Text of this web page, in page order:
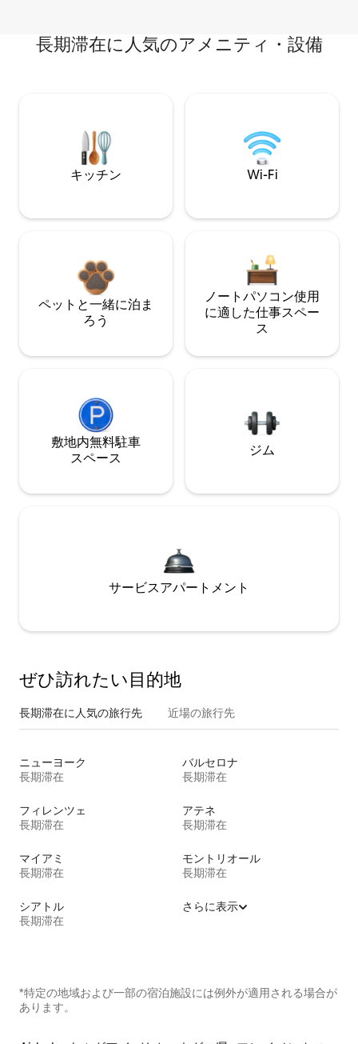
長期滞在に人気のアメニティ・設備
キッチン Wi-Fi
ペットと一緒に泊ま
ろう
ノートパソコン使用
に適した仕事スペー
ス
敷地内無料駐⁠車
ス⁠ペ⁠ー⁠ス
ジム
サービスアパートメント
ぜひ訪⁠れ⁠た⁠い目⁠的⁠地
長期滞在に人気の旅行先 近場の旅行先
ニューヨーク
長期滞在
バルセロナ
長期滞在
フィレンツェ
長期滞在
アテネ
長期滞在
マイアミ
長期滞在
モントリオール
長期滞在
シアトル
長期滞在
さらに表示
*特定の地域および一部の宿泊施設には例外が適用される場合が
あります。